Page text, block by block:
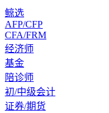
鲸选
AFP/CFP
CFA/FRM
经济师
基金
陪诊师
初/中级会计
证券/期货